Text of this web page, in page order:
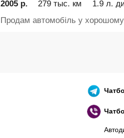
2005 р. 279 тыс. км 1.9 л.
Продам автомобіль у хорошому